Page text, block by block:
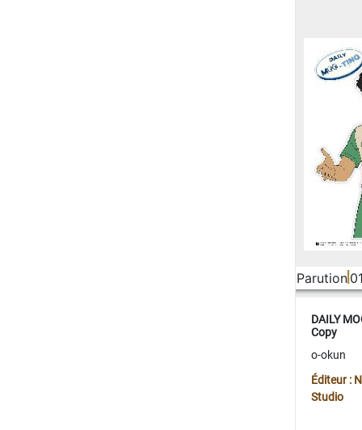
Parution
DAILY
Copy
o-okun
Éditeur :
Studio